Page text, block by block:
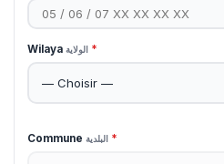
Wilaya الولاية *
Commune البلدية *